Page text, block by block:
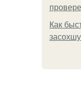
Как